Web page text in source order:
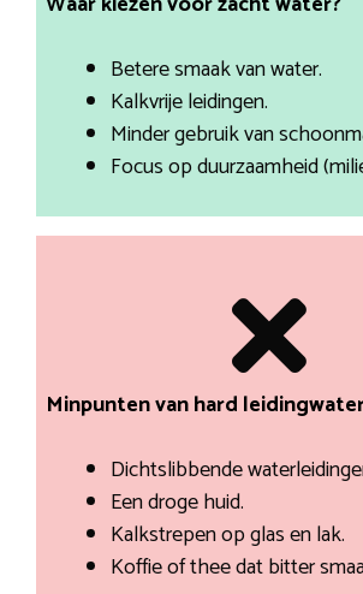
Betere smaak van water.
Kalkvrije leidingen.
Minder gebruik van
Focus op duurzaamheid
Minpunten van hard
Dichtslibbende
Een droge huid.
Kalkstrepen op glas en lak.
Koffie of thee dat bitter